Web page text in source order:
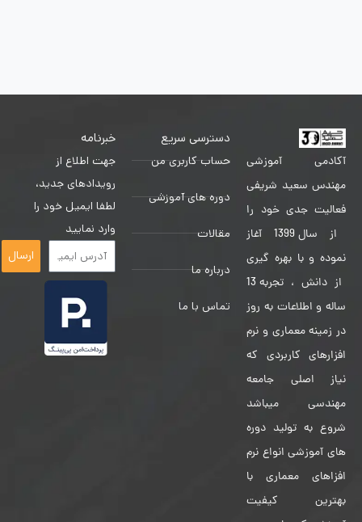
آکادمی آموزشی
مهندس سعید شریفی
فعالیت جدی خود را
از سال 1399 آغاز
نموده و با بهره گیری
از دانش ، تجربه 13
ساله و اطلاعات به روز
در زمینه معماری و نرم
افزارهای کاربردی که
نیاز اصلی جامعه
مهندسی میباشد
شروع به تولید دوره
های آموزشی انواع نرم
افزاهای معماری با
بهترین کیفیت
دسترسی سریع
حساب کاربری من
دوره های آموزشی
مقالات
درباره ما
تماس با ما
خبرنامه
جهت اطلاع از
رویدادهای جدید،
لطفا ایمیل خود را
وارد نمایید
ارسال